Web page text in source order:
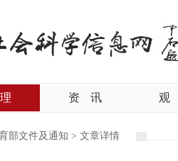
理 资 讯 观
部文件及通知 > 文章详情